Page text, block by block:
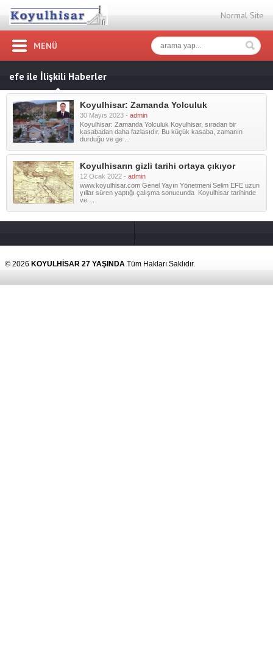
Normal Site
MENÜ
efe ile İlişkili Haberler
Koyulhisar: Zamanda Yolculuk
30 Mayıs 2023 - admin
Koyulhisar: Zamanda Yolculuk Koyulhisar, sıradan bir
kasabadan daha fazlasıdır. Bu küçük kasaba, zamanın
durduğu ve ge ...
Koyulhisarın gizli tarihi ortaya çıkıyor
12 Ocak 2022 - admin
www.koyulhisar.com Genel Yayın Yönetmeni Selim EFE uzun
yıllar süren yaptığı çalışma sonucunda Koyulhisar tarihinde
ve ...
© 2026 KOYULHİSAR 27 YAŞINDA Tüm Hakları Saklıdır.